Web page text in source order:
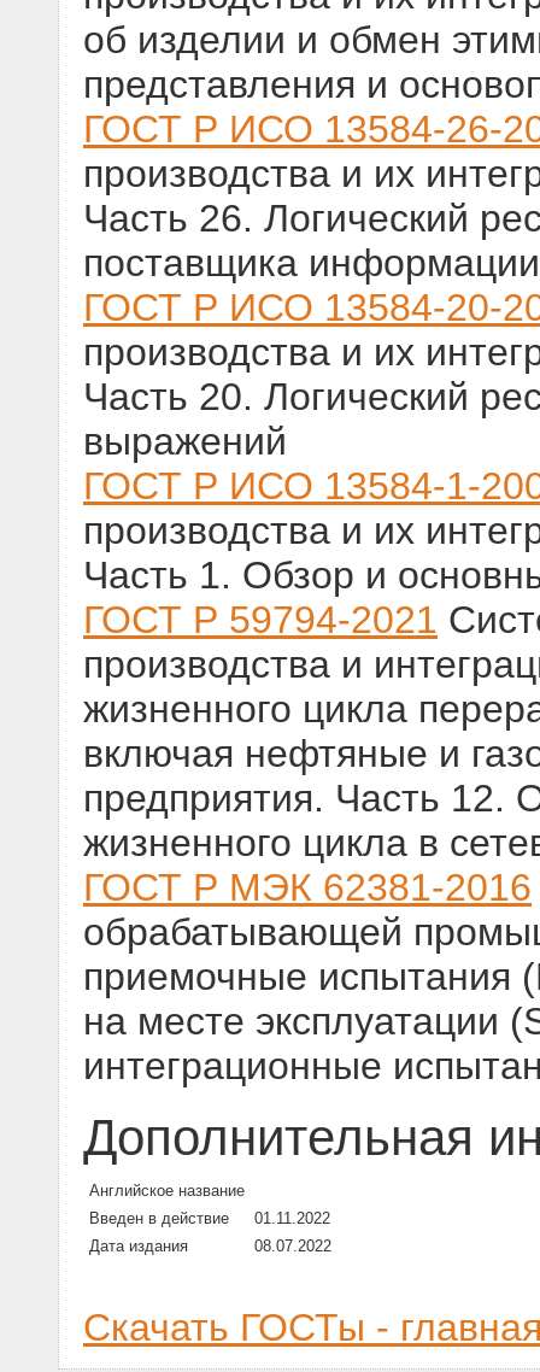
об изделии и обмен
представления и
ГОСТ Р ИСО 13584-26-
производства и их
Часть 26. Логический
поставщика информации
ГОСТ Р ИСО 13584-20-
производства и их
Часть 20. Логический
выражений
ГОСТ Р ИСО 13584-1-
производства и их
Часть 1. Обзор и
ГОСТ Р 59794-2021
производства и
жизненного цикла
включая нефтяные и
предприятия. Часть 12.
жизненного цикла в
ГОСТ Р МЭК 62381-2016
обрабатывающей
приемочные испытания
на месте эксплуатации
интеграционные
Дополнительная
Английское название
Введен в действие
01.11.2022
Дата издания
08.07.2022
Скачать ГОСТы -